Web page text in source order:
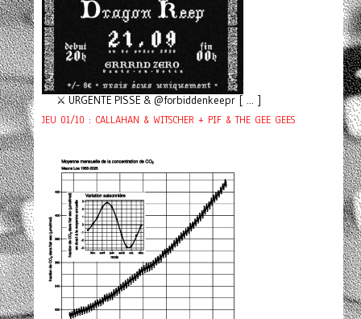
⚔️ URGENTE PISSE & @forbiddenkeepr [ ... ]
JEU 01/10 : CALLAHAN & WITSCHER + PIF & THE GEE GEES